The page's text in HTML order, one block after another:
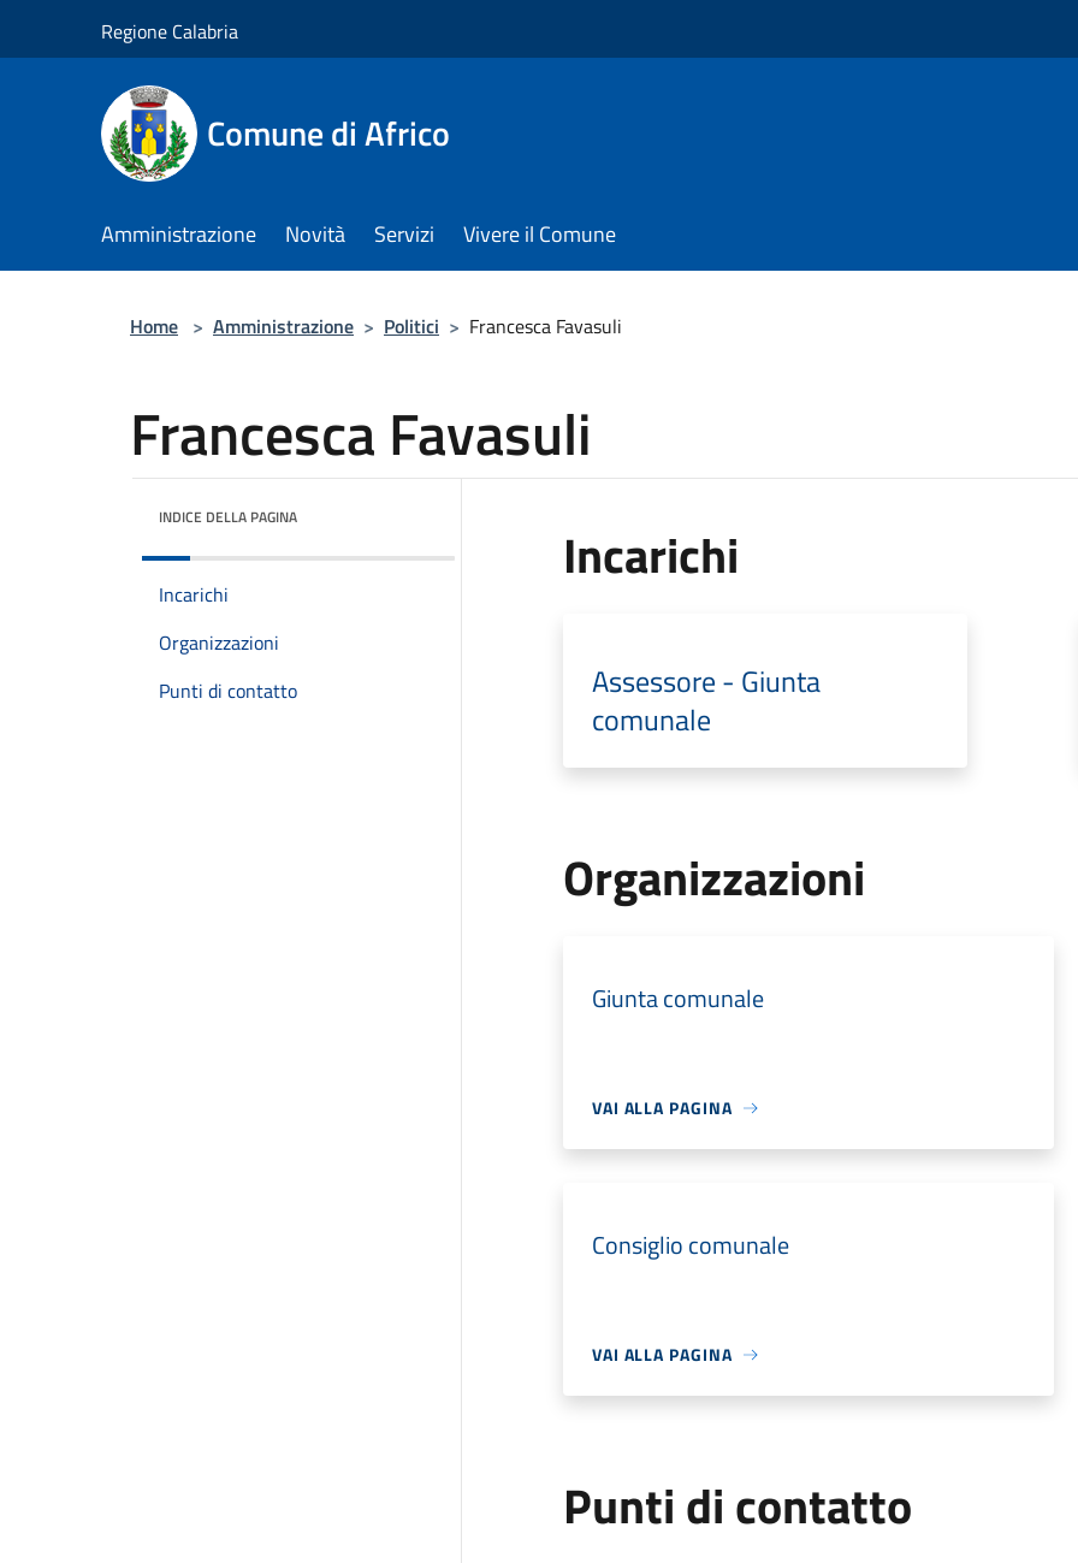
Regione Calabria
Comune di Africo
Amministrazione Novità Servizi Vivere il Comune
Home > Amministrazione > Politici > Francesca Favasuli
Francesca Favasuli
INDICE DELLA PAGINA
Incarichi
Organizzazioni
Punti di contatto
Incarichi
Assessore - Giunta
comunale
Organizzazioni
Giunta comunale
VAI ALLA PAGINA
Consiglio comunale
VAI ALLA PAGINA
Punti di contatto